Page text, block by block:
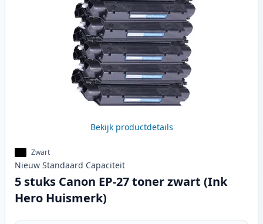
Bekijk productdetails
Zwart
Nieuw Standaard Capaciteit
5 stuks Canon EP-27 toner zwart (Ink
Hero Huismerk)